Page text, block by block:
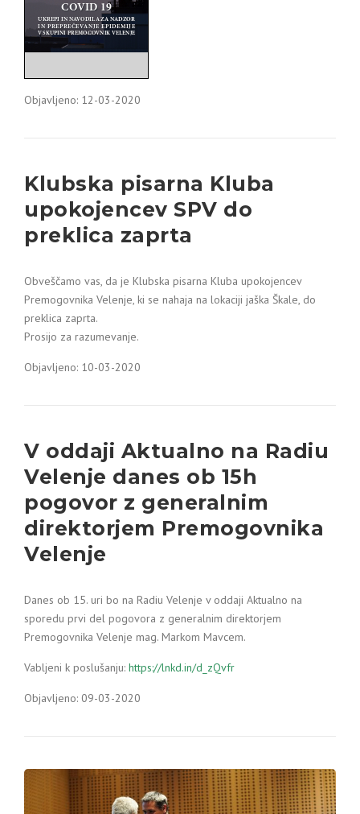
Objavljeno: 12-03-2020
Klubska pisarna Kluba
upokojencev SPV do
preklica zaprta
Obveščamo vas, da je Klubska pisarna Kluba upokojencev
Premogovnika Velenje, ki se nahaja na lokaciji jaška Škale, do
preklica zaprta.
Prosijo za razumevanje.
Objavljeno: 10-03-2020
V oddaji Aktualno na Radiu
Velenje danes ob 15h
pogovor z generalnim
direktorjem Premogovnika
Velenje
Danes ob 15. uri bo na Radiu Velenje v oddaji Aktualno na
sporedu prvi del pogovora z generalnim direktorjem
Premogovnika Velenje mag. Markom Mavcem.
Vabljeni k poslušanju: https://lnkd.in/d_zQvfr
Objavljeno: 09-03-2020